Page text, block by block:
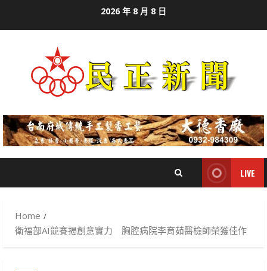
2026 年 8 月 8 日
LIVE
Home
衛福部AI競賽揭創意實力 胸腔病院李育茹醫檢師榮獲佳作